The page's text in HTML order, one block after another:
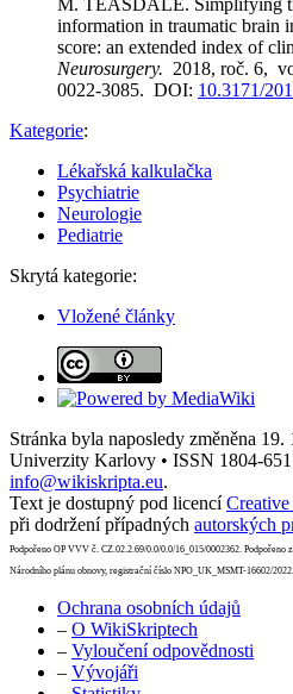
M. TEASDALE. Simplifying
information in traumatic brain
score: an extended index of
Neurosurgery. 2018, roč. 6,
0022-3085. DOI: 10.3171/
Kategorie:
Lékařská kalkulačka
Psychiatrie
Neurologie
Pediatrie
Skrytá kategorie:
Vložené články
Stránka byla naposledy změněna
Univerzity Karlovy • ISSN 1804-
info@wikiskripta.eu.
Text je dostupný pod licencí
při dodržení případných autorských
Podpořeno OP VVV č. CZ.02.2.69/0.0/0.0/16_015/0002362.
Národního plánu obnovy, registrační číslo NPO_UK_MSMT-16602/2022.
Ochrana osobních údajů
– O WikiSkriptech
– Vyloučení odpovědnosti
– Vývojáři